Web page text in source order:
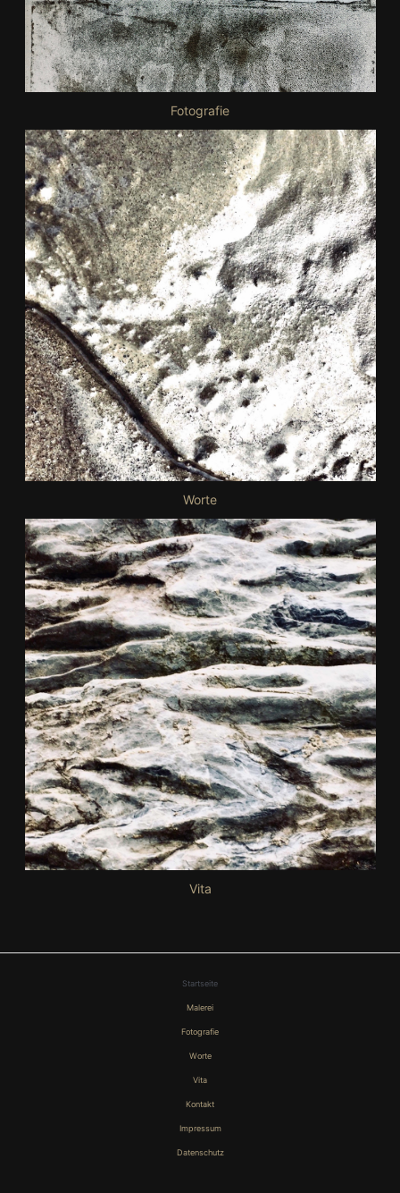
Fotografie
Worte
Vita
Startseite
Malerei
Fotografie
Worte
Vita
Kontakt
Impressum
Datenschutz